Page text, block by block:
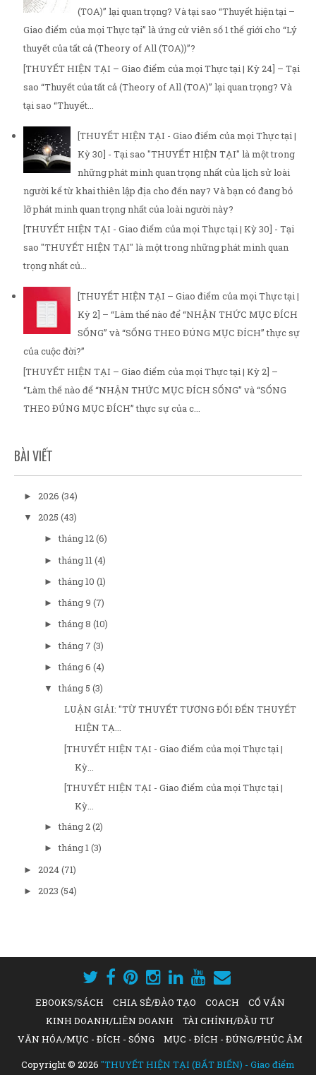
(TOA)” lại quan trọng? Và tại sao “Thuyết hiện tại –
Giao điểm của mọi Thực tại” là ứng cử viên số 1 thế giới cho “Lý
thuyết của tất cả (Theory of All (TOA))”?
[THUYẾT HIỆN TẠI – Giao điểm của mọi Thực tại | Kỳ 24] – Tại
sao “Thuyết của tất cả (Theory of All (TOA)” lại quan trọng? Và
tại sao “Thuyết...
[THUYẾT HIỆN TẠI - Giao điểm của mọi Thực tại |
Kỳ 30] - Tại sao "THUYẾT HIỆN TẠI" là một trong
những phát minh quan trọng nhất của lịch sử loài
người kể từ khai thiên lập địa cho đến nay? Và bạn có đang bỏ
lỡ phát minh quan trọng nhất của loài người này?
[THUYẾT HIỆN TẠI - Giao điểm của mọi Thực tại | Kỳ 30] - Tại
sao "THUYẾT HIỆN TẠI" là một trong những phát minh quan
trọng nhất củ...
[THUYẾT HIỆN TẠI – Giao điểm của mọi Thực tại |
Kỳ 2] – “Làm thế nào để “NHẬN THỨC MỤC ĐÍCH
SỐNG” và “SỐNG THEO ĐÚNG MỤC ĐÍCH” thực sự
của cuộc đời?”
[THUYẾT HIỆN TẠI – Giao điểm của mọi Thực tại | Kỳ 2] –
“Làm thế nào để “NHẬN THỨC MỤC ĐÍCH SỐNG” và “SỐNG
THEO ĐÚNG MỤC ĐÍCH” thực sự của c...
BÀI VIẾT
► 2026 (34)
▼ 2025 (43)
►tháng 12(6)
►tháng 11 (4)
►tháng 10 (1)
►tháng 9 (7)
►tháng 8 (10)
►tháng 7 (3)
►tháng 6 (4)
▼tháng 5 (3)
LUẬN GIẢI: "TỪ THUYẾT TƯƠNG ĐỐI ĐẾN THUYẾT
HIỆN TẠ...
[THUYẾT HIỆN TẠI - Giao điểm của mọi Thực tại |
Kỳ...
[THUYẾT HIỆN TẠI - Giao điểm của mọi Thực tại |
Kỳ...
►tháng 2(2)
►tháng 1(3)
► 2024(71)
► 2023 (54)
EBOOKS/SÁCH CHIA SẺ/ĐÀO TẠO COACH
CỐ VẤN
KINH DOANH/LIÊN DOANH
TÀI CHÍNH/ĐẦU TƯ
VĂN HÓA/MỤC - ĐÍCH - SỐNG
MỤC - ĐÍCH - ĐÚNG/PHÚC ÂM
Copyright © 2026 "THUYẾT HIỆN TẠI (BẤT BIẾN) - Giao điểm